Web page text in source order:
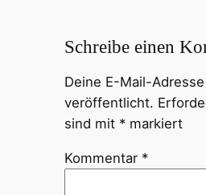
Schreibe einen
Deine E-Mail-
veröffentlicht.
sind mit *markiert
Kommentar *